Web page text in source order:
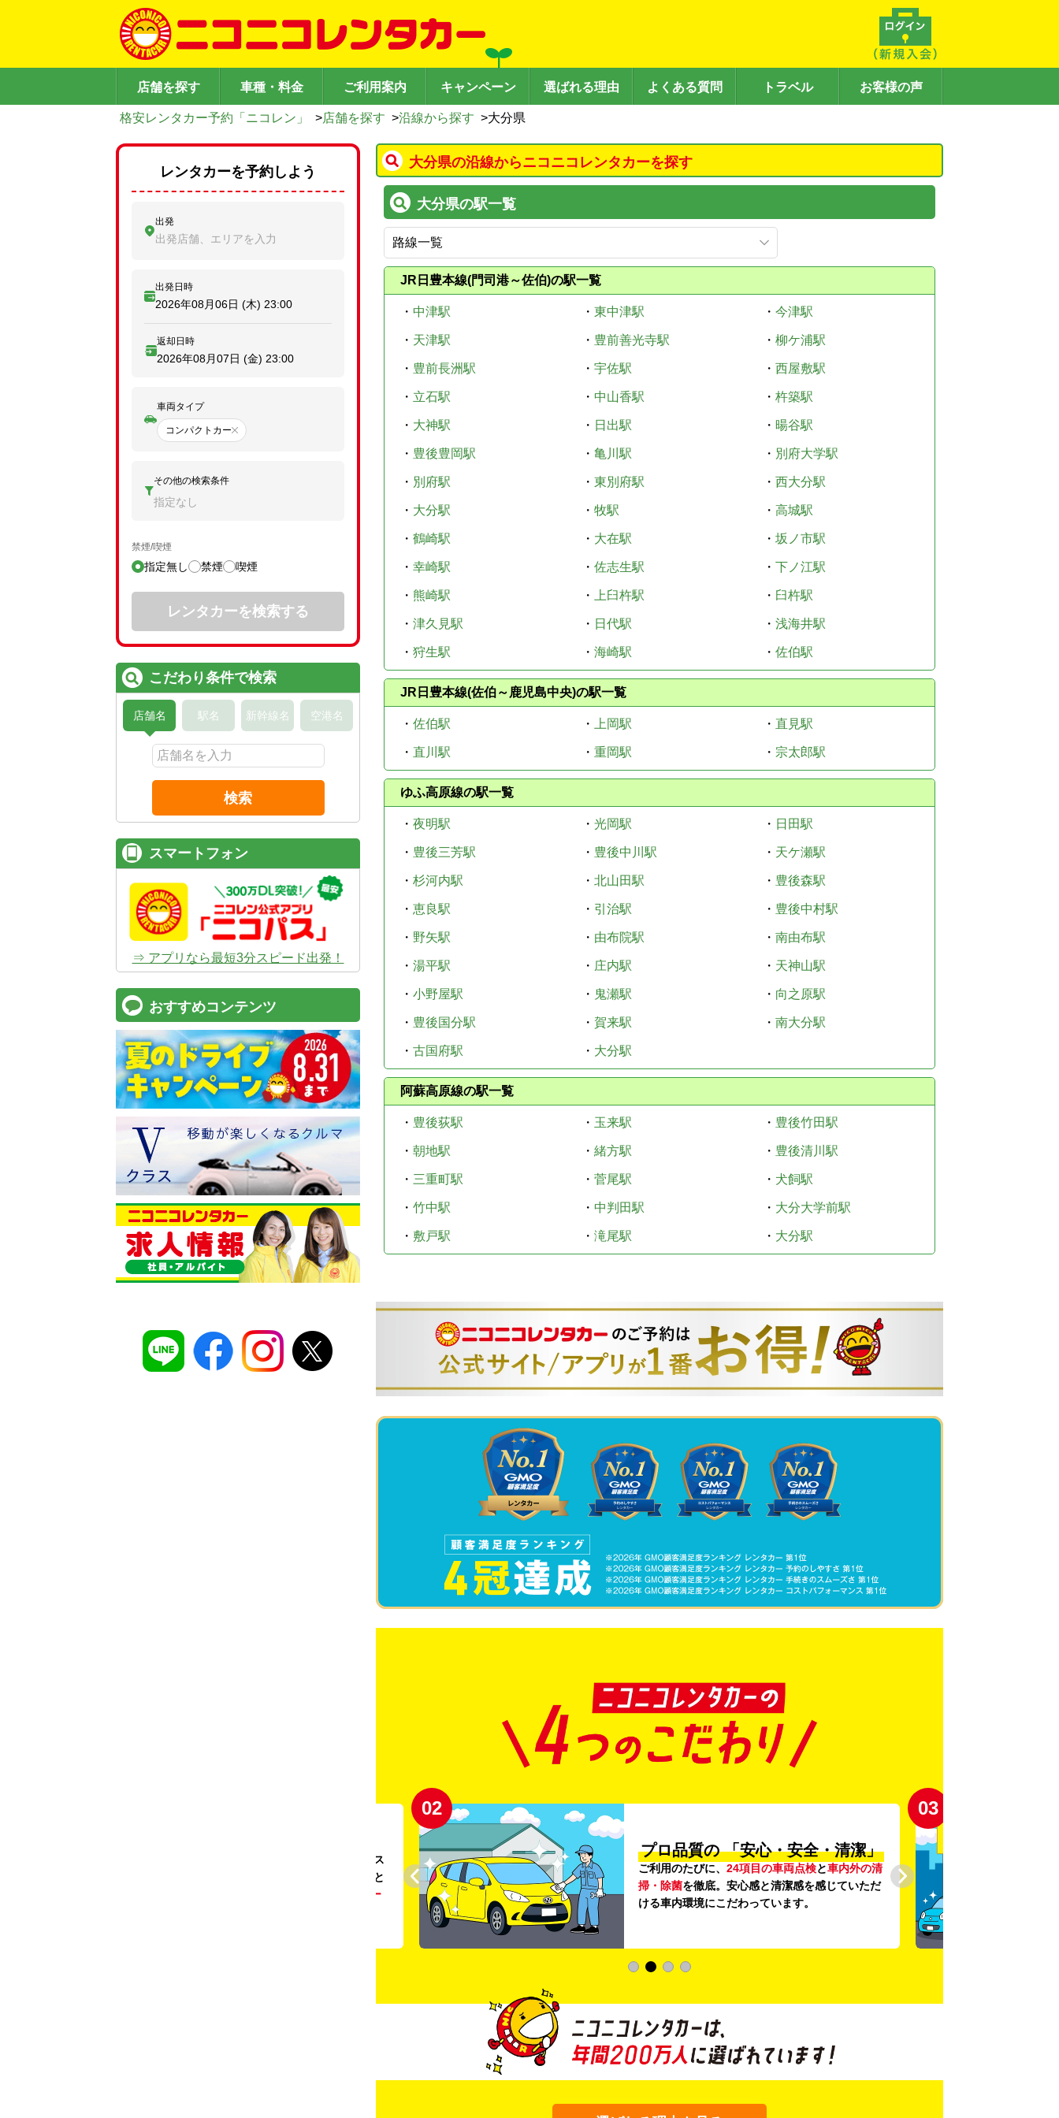
店舗を探す 車種・料金 ご利用案内 キャンペーン 選ばれる理由 よくある質問 トラベル お客様の声
格安レンタカー予約「ニコレン」 >店舗を探す >沿線から探す >大分県
大分県の沿線からニコニコレンタカーを探す
大分県の駅一覧
JR日豊本線(門司港～佐伯)の駅一覧
・ 中津駅 ・ 東中津駅 ・ 今津駅
・ 天津駅 ・ 豊前善光寺駅 ・ 柳ケ浦駅
・ 豊前長洲駅 ・ 宇佐駅 ・ 西屋敷駅
・ 立石駅 ・ 中山香駅 ・ 杵築駅
・ 大神駅 ・ 日出駅 ・ 暘谷駅
・ 豊後豊岡駅 ・ 亀川駅 ・ 別府大学駅
・ 別府駅 ・ 東別府駅 ・ 西大分駅
・ 大分駅 ・ 牧駅 ・ 高城駅
・ 鶴崎駅 ・ 大在駅 ・ 坂ノ市駅
・ 幸崎駅 ・ 佐志生駅 ・ 下ノ江駅
・ 熊崎駅 ・ 上臼杵駅 ・ 臼杵駅
・ 津久見駅 ・ 日代駅 ・ 浅海井駅
・ 狩生駅 ・ 海崎駅 ・ 佐伯駅
JR日豊本線(佐伯～鹿児島中央)の駅一覧
・ 佐伯駅 ・ 上岡駅 ・ 直見駅
・ 直川駅 ・ 重岡駅 ・ 宗太郎駅
ゆふ高原線の駅一覧
・ 夜明駅 ・ 光岡駅 ・ 日田駅
・ 豊後三芳駅 ・ 豊後中川駅 ・ 天ケ瀬駅
・ 杉河内駅 ・ 北山田駅 ・ 豊後森駅
・ 恵良駅 ・ 引治駅 ・ 豊後中村駅
・ 野矢駅 ・ 由布院駅 ・ 南由布駅
・ 湯平駅 ・ 庄内駅 ・ 天神山駅
・ 小野屋駅 ・ 鬼瀬駅 ・ 向之原駅
・ 豊後国分駅 ・ 賀来駅 ・ 南大分駅
・ 古国府駅 ・ 大分駅
阿蘇高原線の駅一覧
・ 豊後荻駅 ・ 玉来駅 ・ 豊後竹田駅
・ 朝地駅 ・ 緒方駅 ・ 豊後清川駅
・ 三重町駅 ・ 菅尾駅 ・ 犬飼駅
・ 竹中駅 ・ 中判田駅 ・ 大分大学前駅
・ 敷戸駅 ・ 滝尾駅 ・ 大分駅
。ガソリンス
タンドや整備工場の既存インフラを活用すること
リー
02
プロ品質の 「安心・安全・清潔」
ご利用のたびに、 24項目の車両点検と車内外の清
掃・除菌を徹底。安心感と清潔感を感じていただ
ける車内環境にこだわっています。
03
レンタカーを予約しよう
出発
出発店舗、エリアを入力
出発日時
2026年08月06日 (木) 23:00
返却日時
2026年08月07日 (金) 23:00
車両タイプ
コンパクトカー
その他の検索条件
指定なし
禁煙/喫煙
指定無し 禁煙 喫煙
レンタカーを検索する
こだわり条件で検索
店舗名 駅名 新幹線名 空港名
検索
スマートフォン
⇒ アプリなら最短3分スピード出発！
おすすめコンテンツ